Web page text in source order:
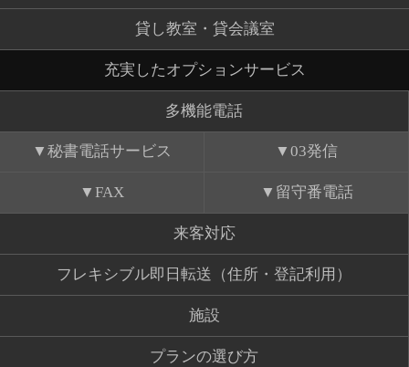
貸し教室・貸会議室
充実したオプションサービス
多機能電話
秘書電話サービス 03発信
FAX 留守番電話
来客対応
フレキシブル即日転送（住所・登記利用）
施設
プランの選び方